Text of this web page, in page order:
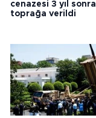
cenazesi 3 yıl sonra
toprağa verildi